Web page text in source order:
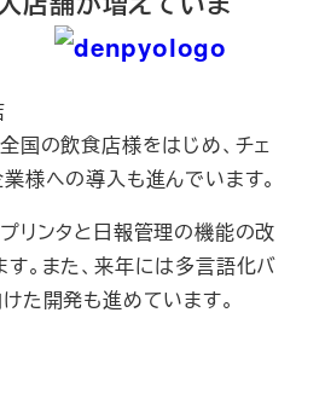
国の飲食店様をはじめ、チェ
様への導入も進んでいます。
リンタと日報管理の機能の改
。また、来年には多言語化バ
た開発も進めています。